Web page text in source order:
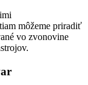
môžeme priradiť
vo zvonovine